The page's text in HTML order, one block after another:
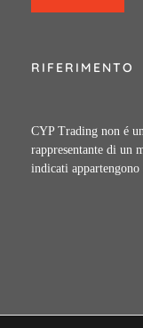
RIFERIMENTO
CYP Trading non é
rappresentante di un
indicati appartengono